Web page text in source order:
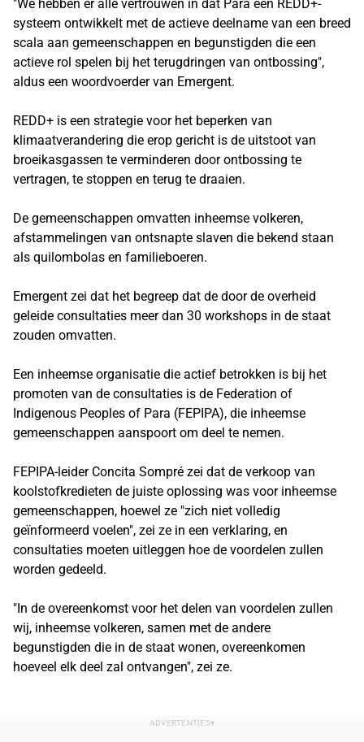
"We hebben er alle vertrouwen in dat Para een REDD+-
systeem ontwikkelt met de actieve deelname van een breed
scala aan gemeenschappen en begunstigden die een
actieve rol spelen bij het terugdringen van ontbossing",
aldus een woordvoerder van Emergent.
REDD+ is een strategie voor het beperken van
klimaatverandering die erop gericht is de uitstoot van
broeikasgassen te verminderen door ontbossing te
vertragen, te stoppen en terug te draaien.
De gemeenschappen omvatten inheemse volkeren,
afstammelingen van ontsnapte slaven die bekend staan ​​
als quilombolas en familieboeren.
Emergent zei dat het begreep dat de door de overheid
geleide consultaties meer dan 30 workshops in de staat
zouden omvatten.
Een inheemse organisatie die actief betrokken is bij het
promoten van de consultaties is de Federation of
Indigenous Peoples of Para (FEPIPA), die inheemse
gemeenschappen aanspoort om deel te nemen.
FEPIPA-leider Concita Sompré zei dat de verkoop van
koolstofkredieten de juiste oplossing was voor inheemse
gemeenschappen, hoewel ze "zich niet volledig
geïnformeerd voelen", zei ze in een verklaring, en
consultaties moeten uitleggen hoe de voordelen zullen
worden gedeeld.
"In de overeenkomst voor het delen van voordelen zullen
wij, inheemse volkeren, samen met de andere
begunstigden die in de staat wonen, overeenkomen
hoeveel elk deel zal ontvangen", zei ze.